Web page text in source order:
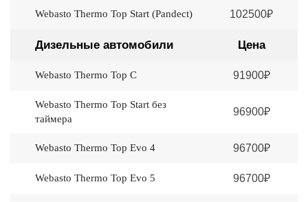
Webasto Thermo Top Start (Pandеct) 102500₽
Дизельные автомобили Цена
Webasto Thermo Top C 91900₽
Webasto Thermo Top Start без
таймера
96900₽
Webasto Thermo Top Evo 4 96700₽
Webasto Thermo Top Evo 5 96700₽